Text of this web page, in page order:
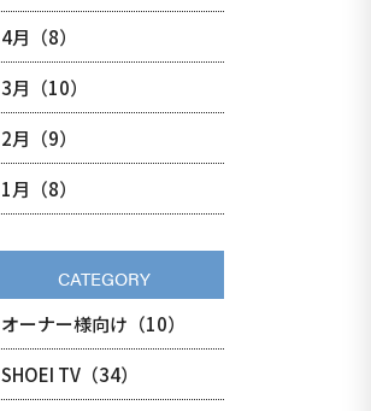
4月（8）
3月（10）
2月（9）
1月（8）
CATEGORY
オーナー様向け（10）
SHOEI TV（34）